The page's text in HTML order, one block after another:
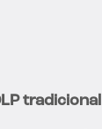
tradicional